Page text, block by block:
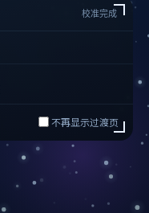
校准完成
不再显示过渡页